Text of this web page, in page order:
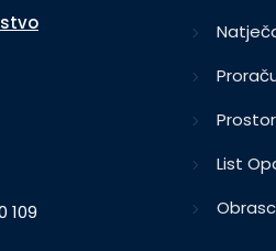
109
List